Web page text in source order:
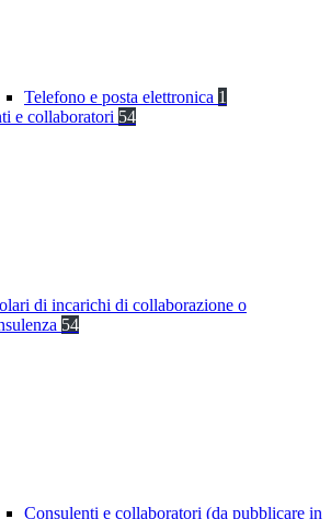
Telefono e posta elettronica 1
e collaboratori 54
di incarichi di collaborazione o
54
Consulenti e collaboratori (da pubblicare in